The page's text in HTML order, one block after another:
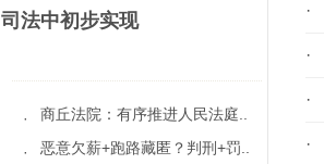
司法中初步实现
· 商丘法院：有序推进人民法庭..
· 恶意欠薪+跑路藏匿？判刑+罚..
·
·
·
·